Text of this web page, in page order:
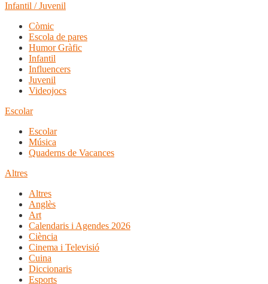
Infantil / Juvenil
Còmic
Escola de pares
Humor Gràfic
Infantil
Influencers
Juvenil
Videojocs
Escolar
Escolar
Música
Quaderns de Vacances
Altres
Altres
Anglès
Art
Calendaris i Agendes 2026
Ciència
Cinema i Televisió
Cuina
Diccionaris
Esports